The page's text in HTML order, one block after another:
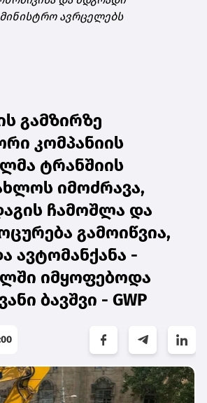
ავრცელებს
გამზირზე
კომპანიის
ტრანშიის
იმოძრავა,
ჩამოშლა და
გამოიწვია,
ავტომანქანა -
იმყოფებოდა
ბავშვი - GWP